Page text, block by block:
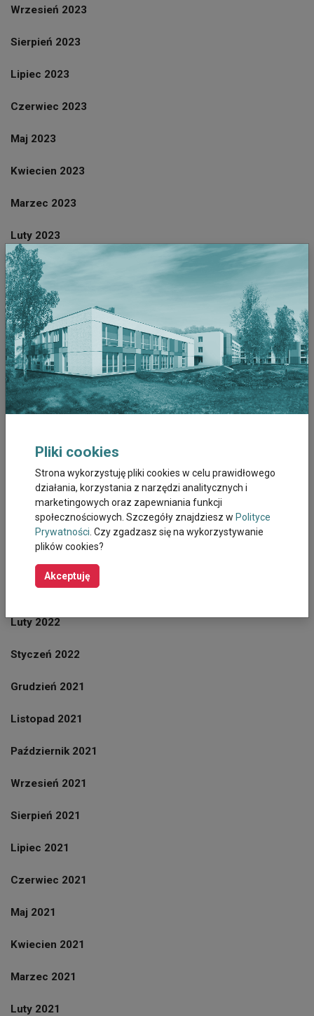
Wrzesień 2023
Sierpień 2023
Lipiec 2023
Czerwiec 2023
Maj 2023
Kwiecien 2023
Marzec 2023
Luty 2023
Styczeń 2023
Grudzień 2022
Listopad 2022
Październik 2022
Wrzesień 2022
Lipiec 2022
Czerwiec 2022
Maj 2022
Marzec 2022
Luty 2022
Styczeń 2022
Grudzień 2021
Listopad 2021
Październik 2021
Wrzesień 2021
Sierpień 2021
Lipiec 2021
Czerwiec 2021
Maj 2021
Kwiecien 2021
Marzec 2021
Luty 2021
Pliki cookies
Strona wykorzystuję pliki cookies w celu prawidłowego
działania, korzystania z narzędzi analitycznych i
marketingowych oraz zapewniania funkcji
społecznościowych. Szczegóły znajdziesz w Polityce
Prywatności. Czy zgadzasz się na wykorzystywanie
plików cookies?
Akceptuję